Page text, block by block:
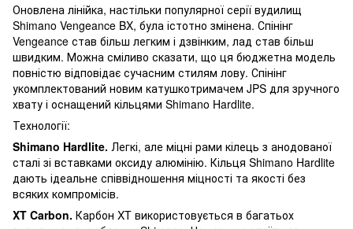
Оновлена лінійка, настільки популярної серії вудилищ
Shimano Vengeance BX, була істотно змінена. Спінінг
Vengeance став більш легким і дзвінким, лад став більш
швидким. Можна сміливо сказати, що ця бюджетна модель
повністю відповідає сучасним стилям лову. Спінінг
укомплектований новим катушкотримачем JPS для зручного
хвату і оснащений кільцями Shimano Hardlite.
Технології:
Shimano Hardlite. Легкі, але міцні рами кілець з анодованої
сталі зі вставками оксиду алюмінію. Кільця Shimano Hardlite
дають ідеальне співвідношення міцності та якості без
всяких компромісів.
XT Carbon. Карбон XT використовується в багатьох